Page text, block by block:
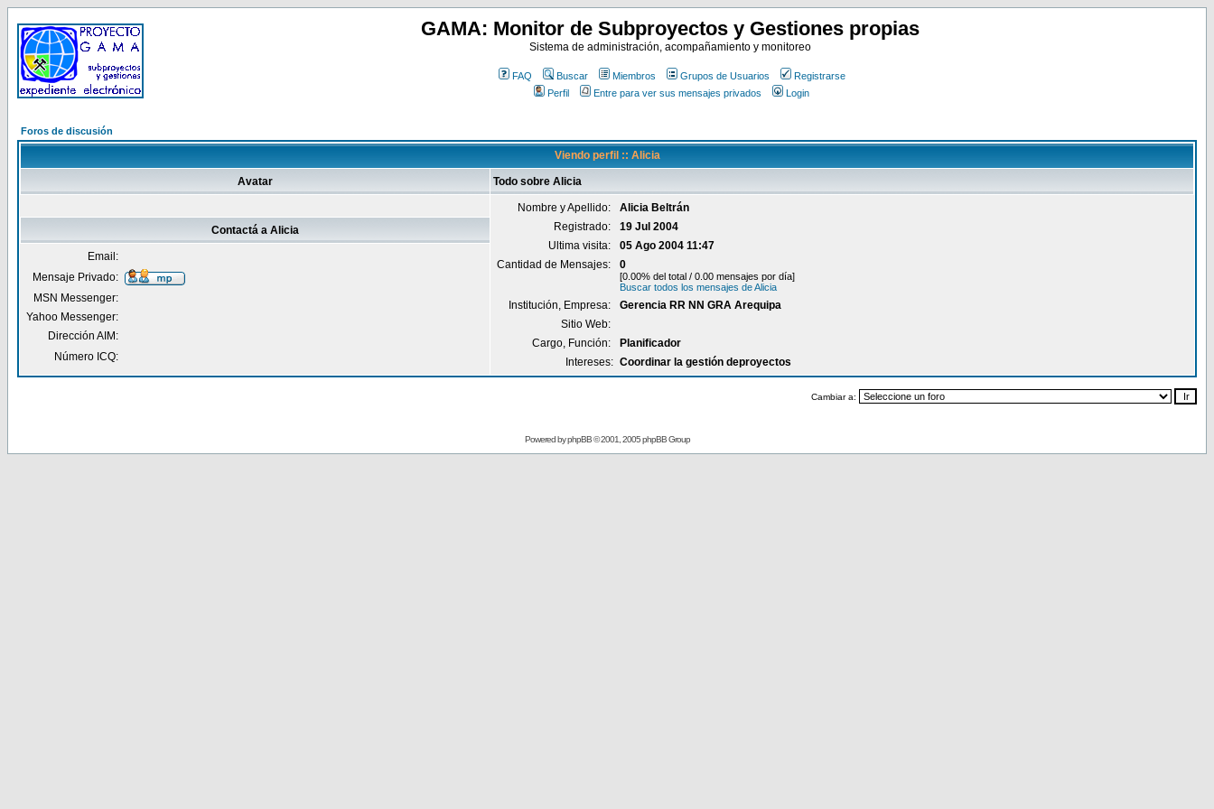
GAMA: Monitor de Subproyectos y Gestiones propias
Sistema de administración, acompañamiento y monitoreo
FAQ Buscar Miembros Grupos de Usuarios
Registrarse
Perfil
Entre para ver sus mensajes privados Login
Foros de discusión
Viendo perfil :: Alicia
Avatar Todo sobre Alicia
Nombre y Apellido:
Alicia Beltrán
Registrado:
19 Jul 2004
Ultima visita:
05 Ago 2004 11:47
Cantidad de Mensajes:
0
[0.00% del total / 0.00 mensajes por día]
Buscar todos los mensajes de Alicia
Institución, Empresa:
Gerencia RR NN GRA Arequipa
Sitio Web:
Cargo, Función:
Planificador
Intereses: Coordinar la gestión deproyectos
Contactá a Alicia
Email:
Mensaje Privado:
MSN Messenger:
Yahoo Messenger:
Dirección AIM:
Número ICQ:
Cambiar a:
Powered byphpBB© 2001, 2005 phpBB Group